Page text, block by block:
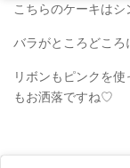
こちらのケーキは
バラがところどこ
リボンもピンクを
もお洒落ですね♡